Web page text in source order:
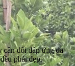
cân đối đáp ứng đa
phải đẹp.